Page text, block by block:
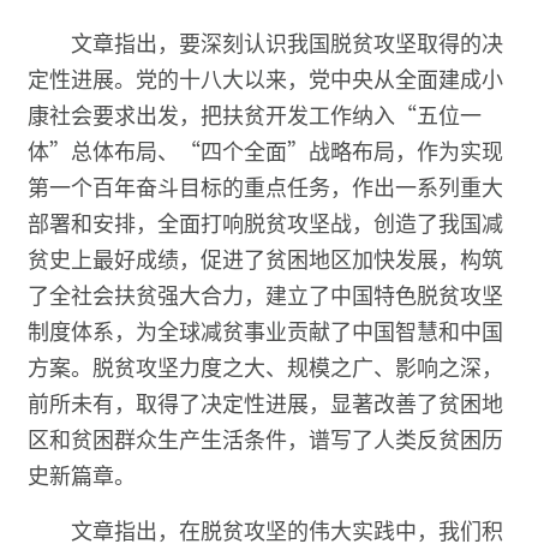
文章指出，要深刻认识我国脱贫攻坚取得的决
定性进展。党的十八大以来，党中央从全面建成小
康社会要求出发，把扶贫开发工作纳入“五位一
体”总体布局、“四个全面”战略布局，作为实现
第一个百年奋斗目标的重点任务，作出一系列重大
部署和安排，全面打响脱贫攻坚战，创造了我国减
贫史上最好成绩，促进了贫困地区加快发展，构筑
了全社会扶贫强大合力，建立了中国特色脱贫攻坚
制度体系，为全球减贫事业贡献了中国智慧和中国
方案。脱贫攻坚力度之大、规模之广、影响之深，
前所未有，取得了决定性进展，显著改善了贫困地
区和贫困群众生产生活条件，谱写了人类反贫困历
史新篇章。
文章指出，在脱贫攻坚的伟大实践中，我们积